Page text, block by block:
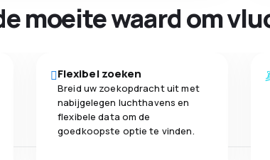
moeite waard om
Flexibel zoeken
Breid uw zoekopdracht uit met
nabijgelegen luchthavens en
flexibele data om de
goedkoopste optie te vinden.